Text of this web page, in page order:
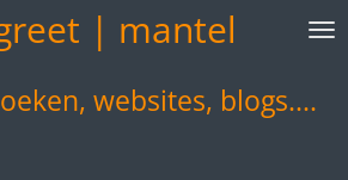
| mantel
websites, blogs....